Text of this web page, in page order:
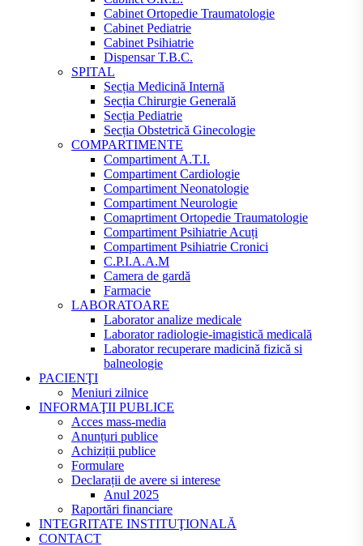
Cabinet Ortopedie Traumatologie
Cabinet Pediatrie
Cabinet Psihiatrie
Dispensar T.B.C.
SPITAL
Secția Medicină Internă
Secția Chirurgie Generală
Secția Pediatrie
Secția Obstetrică Ginecologie
COMPARTIMENTE
Compartiment A.T.I.
Compartiment Cardiologie
Compartiment Neonatologie
Compartiment Neurologie
Comaprtiment Ortopedie Traumatologie
Compartiment Psihiatrie Acuți
Compartiment Psihiatrie Cronici
C.P.I.A.A.M
Camera de gardă
Farmacie
LABORATOARE
Laborator analize medicale
Laborator radiologie-imagistică medicală
Laborator recuperare madicină fizică si
balneologie
PACIENŢI
Meniuri zilnice
INFORMAŢII PUBLICE
Acces mass-media
Anunțuri publice
Achiziții publice
Formulare
Declarații de avere si interese
Anul 2025
Raportări financiare
INTEGRITATE INSTITUŢIONALĂ
CONTACT